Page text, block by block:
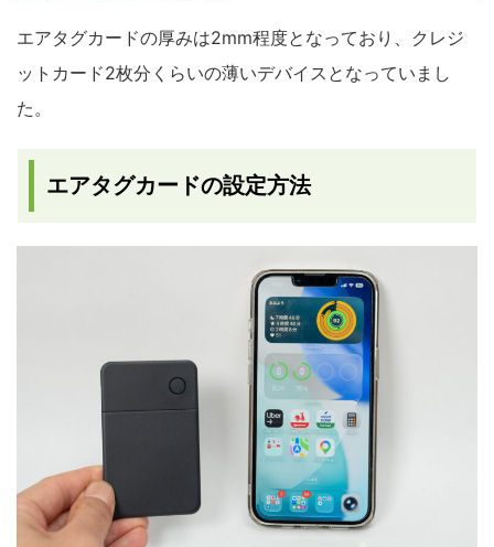
エアタグカードの厚みは2mm程度となっており、クレジ
ットカード2枚分くらいの薄いデバイスとなっていまし
た。
エアタグカードの設定方法